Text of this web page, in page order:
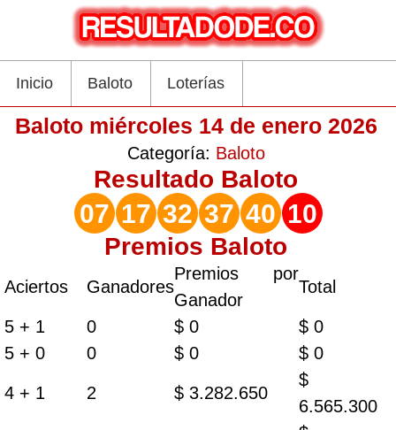
Inicio Baloto Loterías
Baloto miércoles 14 de enero 2026
Categoría: Baloto
Resultado Baloto
07 17 32 37 40 10
Premios Baloto
Aciertos Ganadores
Premios por
Ganador
Total
5 + 1 0 $ 0
$ 0
5 + 0
0 $ 0 $ 0
4 + 1 2 $ 3.282.650
$
6.565.300